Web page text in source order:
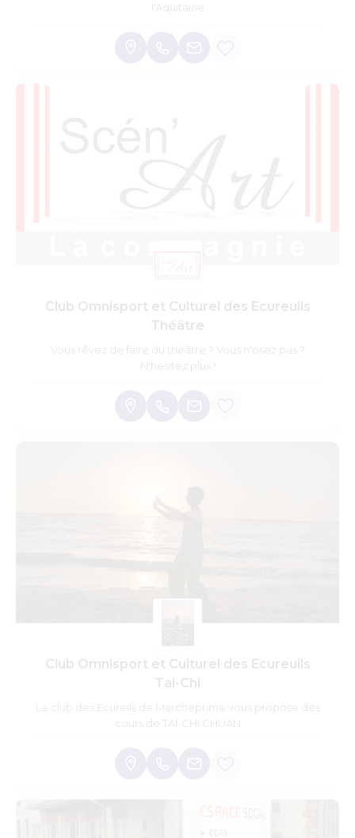
l'Aquitaine
Club Omnisport et Culturel des Ecureuils
Théâtre
Vous rêvez de faire du théâtre ? Vous n'osez pas ?
N'hesitez plus !
Club Omnisport et Culturel des Ecureuils
Tai-Chi
Le club des Ecureils de Marcheprime vous propose des
cours de TAI-CHI CHUAN